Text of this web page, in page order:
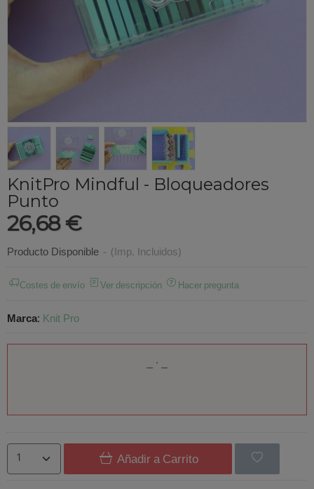
KnitPro Mindful - Bloqueadores
Punto
26,68 €
Producto Disponible - (Imp. Incluidos)
Costes de envío Ver descripción Hacer pregunta
Marca: Knit Pro
Añadir a Carrito